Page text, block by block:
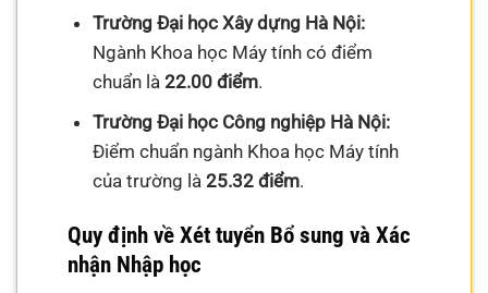
Trường Đại học Xây dựng Hà Nội:
Ngành Khoa học Máy tính có điểm
chuẩn là 22.00 điểm.
Trường Đại học Công nghiệp Hà Nội:
Điểm chuẩn ngành Khoa học Máy tính
của trường là 25.32 điểm.
Quy định về Xét tuyển Bổ sung và Xác
nhận Nhập học